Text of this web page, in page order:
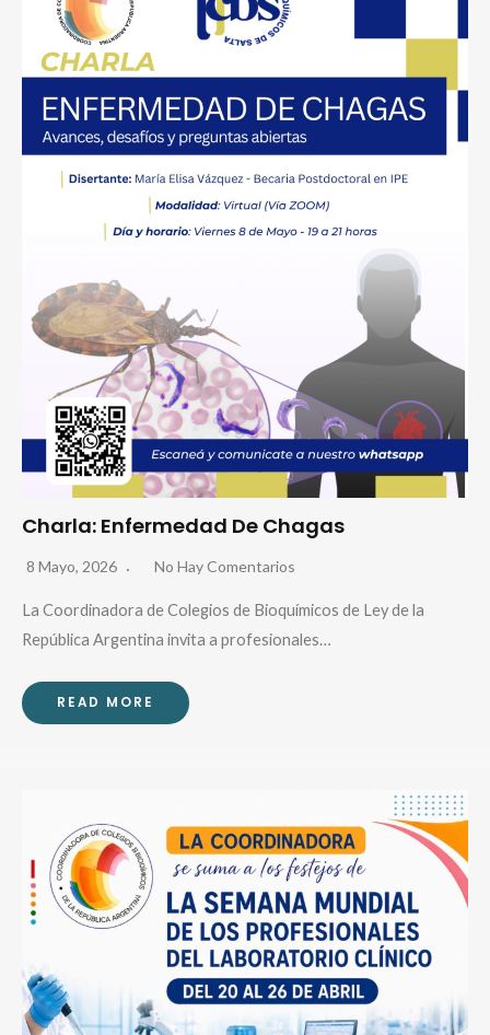
Charla: Enfermedad De Chagas
8 Mayo, 2026 No Hay Comentarios
La Coordinadora de Colegios de Bioquímicos de Ley de la
República Argentina invita a profesionales…
READ MORE